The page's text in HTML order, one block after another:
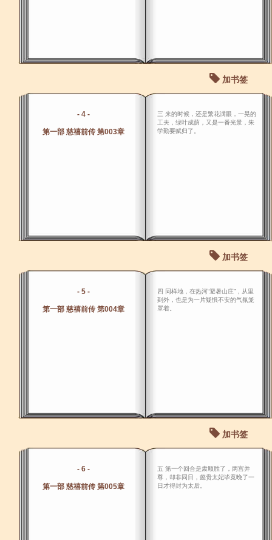
加书签
- 4 -
第一部 慈禧前传 第003章
三 来的时候，还是繁花满眼，一晃的
工夫，绿叶成荫，又是一番光景，朱
学勤要赋归了。
加书签
- 5 -
第一部 慈禧前传 第004章
四 同样地，在热河“避暑山庄”，从里
到外，也是为一片疑惧不安的气氛笼
罩着。
加书签
- 6 -
第一部 慈禧前传 第005章
五 第一个回合是肃顺胜了，两宫并
尊，却非同日，懿贵太妃毕竟晚了一
日才得封为太后。